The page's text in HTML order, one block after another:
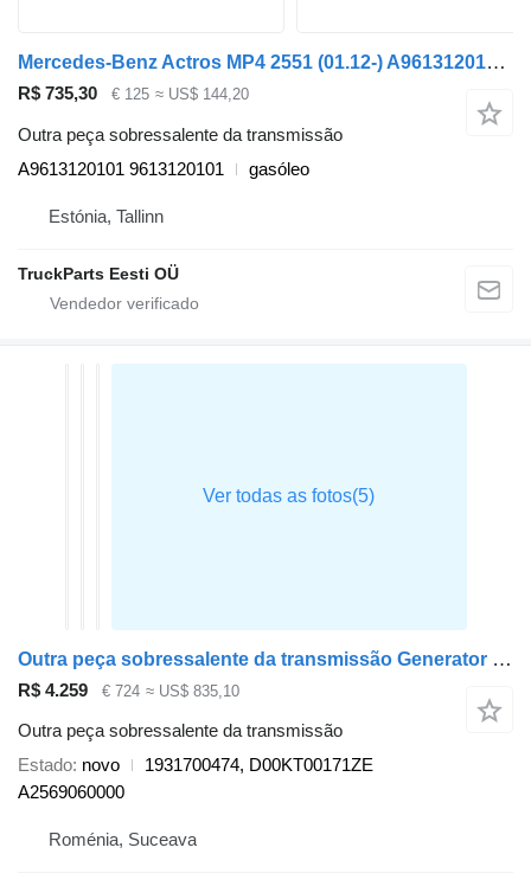
Mercedes-Benz Actros MP4 2551 (01.12-) A9613120101 para camião tractor Mercedes-Benz Actros MP4 Antos Arocs (2012-)
R$ 735,30 € 125 ≈ US$ 144,20
Outra peça sobressalente da transmissão
A9613120101 9613120101
gasóleo
Estónia, Tallinn
TruckParts Eesti OÜ
Outra peça sobressalente da transmissão Generator motor hybrid 1931700474 para carro Mercedes-Benz E CLASS
R$ 4.259 € 724 ≈ US$ 835,10
Outra peça sobressalente da transmissão
Estado novo
1931700474, D00KT00171ZE
A2569060000
Roménia, Suceava